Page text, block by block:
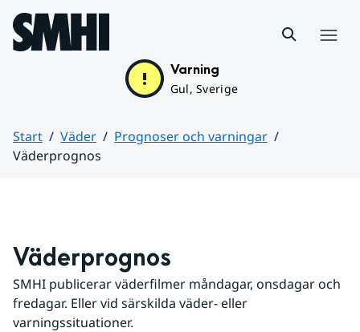
Hoppa till sidans innehåll
Varning
Gul, Sverige
Start Väder
Prognoser och varningar
Väderprognos
Väderprognos
SMHI publicerar väderfilmer måndagar, onsdagar och
fredagar. Eller vid särskilda väder- eller
varningssituationer.